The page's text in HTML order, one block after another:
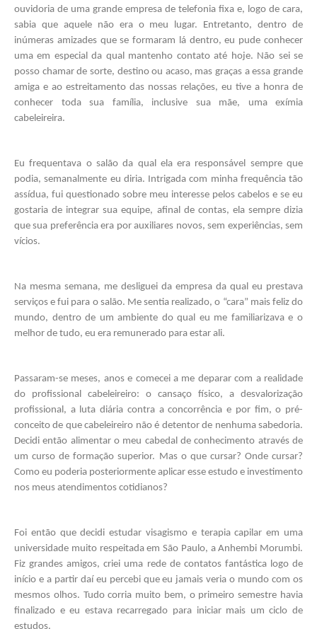
ouvidoria de uma grande empresa de telefonia fixa e, logo de cara,
sabia que aquele não era o meu lugar. Entretanto, dentro de
inúmeras amizades que se formaram lá dentro, eu pude conhecer
uma em especial da qual mantenho contato até hoje. Não sei se
posso chamar de sorte, destino ou acaso, mas graças a essa grande
amiga e ao estreitamento das nossas relações, eu tive a honra de
conhecer toda sua família, inclusive sua mãe, uma exímia
cabeleireira.
Eu frequentava o salão da qual ela era responsável sempre que
podia, semanalmente eu diria. Intrigada com minha frequência tão
assídua, fui questionado sobre meu interesse pelos cabelos e se eu
gostaria de integrar sua equipe, afinal de contas, ela sempre dizia
que sua preferência era por auxiliares novos, sem experiências, sem
vícios.
Na mesma semana, me desliguei da empresa da qual eu prestava
serviços e fui para o salão. Me sentia realizado, o “cara” mais feliz do
mundo, dentro de um ambiente do qual eu me familiarizava e o
melhor de tudo, eu era remunerado para estar ali.
Passaram-se meses, anos e comecei a me deparar com a realidade
do profissional cabeleireiro: o cansaço físico, a desvalorização
profissional, a luta diária contra a concorrência e por fim, o pré-
conceito de que cabeleireiro não é detentor de nenhuma sabedoria.
Decidi então alimentar o meu cabedal de conhecimento através de
um curso de formação superior. Mas o que cursar? Onde cursar?
Como eu poderia posteriormente aplicar esse estudo e investimento
nos meus atendimentos cotidianos?
Foi então que decidi estudar visagismo e terapia capilar em uma
universidade muito respeitada em São Paulo, a Anhembi Morumbi.
Fiz grandes amigos, criei uma rede de contatos fantástica logo de
início e a partir daí eu percebi que eu jamais veria o mundo com os
mesmos olhos. Tudo corria muito bem, o primeiro semestre havia
finalizado e eu estava recarregado para iniciar mais um ciclo de
estudos.